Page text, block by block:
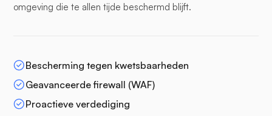
omgeving die te allen tijde beschermd blijft.
Bescherming tegen kwetsbaarheden
Geavanceerde firewall (WAF)
Proactieve verdediging